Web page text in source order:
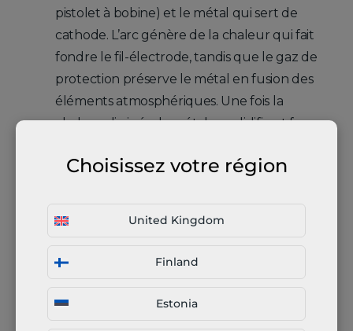
Choisissez votre région
United Kingdom
Finland
Estonia
pistolet à bobine) et le métal qui sert de
cathode. L’arc génère de la chaleur qui fait
fondre le fil-électrode, tandis que le gaz de
protection préserve le métal en fusion des
éléments atmosphériques. Une fois la
chaleur dissipée, le métal se solidifie et forme
gazeuse) est une méthode très courante
atouts résident dans la variété de métaux